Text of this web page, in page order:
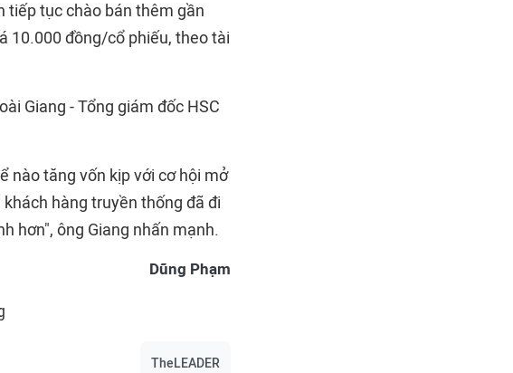
tiếp tục chào bán thêm gần
10.000 đồng/cổ phiếu, theo tài
Giang - Tổng giám đốc HSC
nào tăng vốn kịp với cơ hội mở
hàng truyền thống đã đi
hơn", ông Giang nhấn mạnh.
Dũng Phạm
TheLEADER